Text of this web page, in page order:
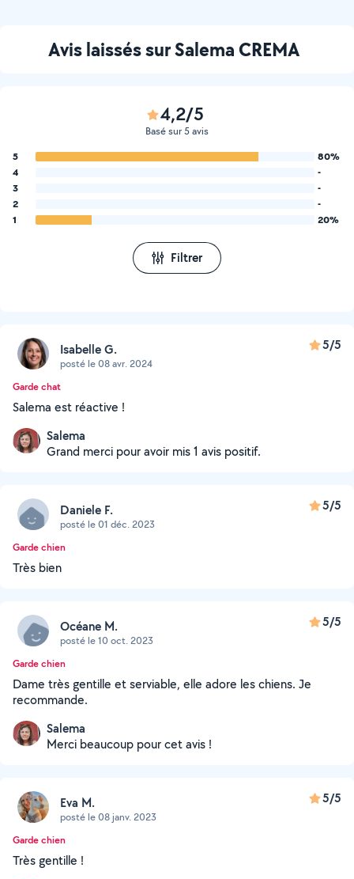
Avis laissés sur Salema CREMA
4,2/5
Basé sur 5 avis
5
80%
4
-
3
-
2
-
1
20%
Filtrer
Isabelle G.
posté le 08 avr. 2024
5/5
Garde chat
Salema est réactive !
Salema
Grand merci pour avoir mis 1 avis positif.
Daniele F.
posté le 01 déc. 2023
5/5
Garde chien
Très bien
Océane M.
posté le 10 oct. 2023
5/5
Garde chien
Dame très gentille et serviable, elle adore les chiens. Je
recommande.
Salema
Merci beaucoup pour cet avis !
Eva M.
posté le 08 janv. 2023
5/5
Garde chien
Très gentille !